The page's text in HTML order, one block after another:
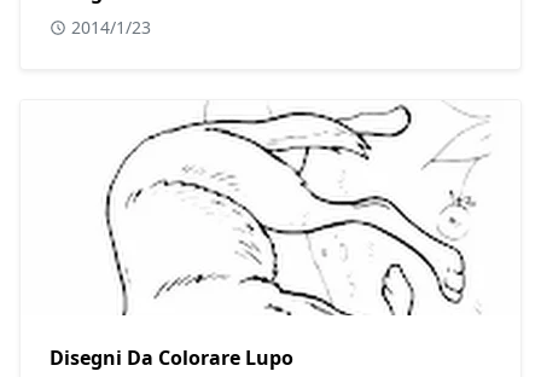
2014/1/23
Disegni Da Colorare Lupo